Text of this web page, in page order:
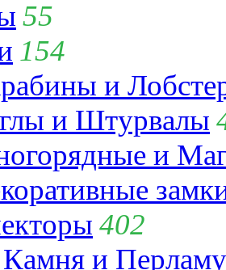
55
154
и
и Штурвалы
и
402
и